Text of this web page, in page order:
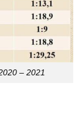
– 2021